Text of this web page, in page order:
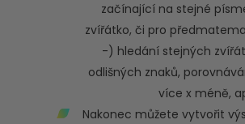
začínající na stejné
zvířátko, či pro
-) hledání stejných
odlišných znaků,
více x méně,
Nakonec můžete vytvořit